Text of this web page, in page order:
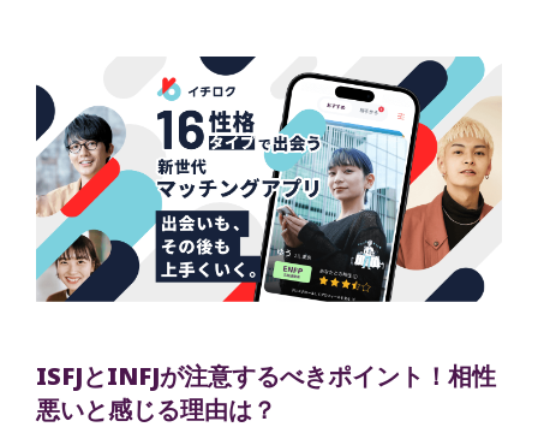
ISFJとINFJが注意するべきポイント！相性
悪いと感じる理由は？